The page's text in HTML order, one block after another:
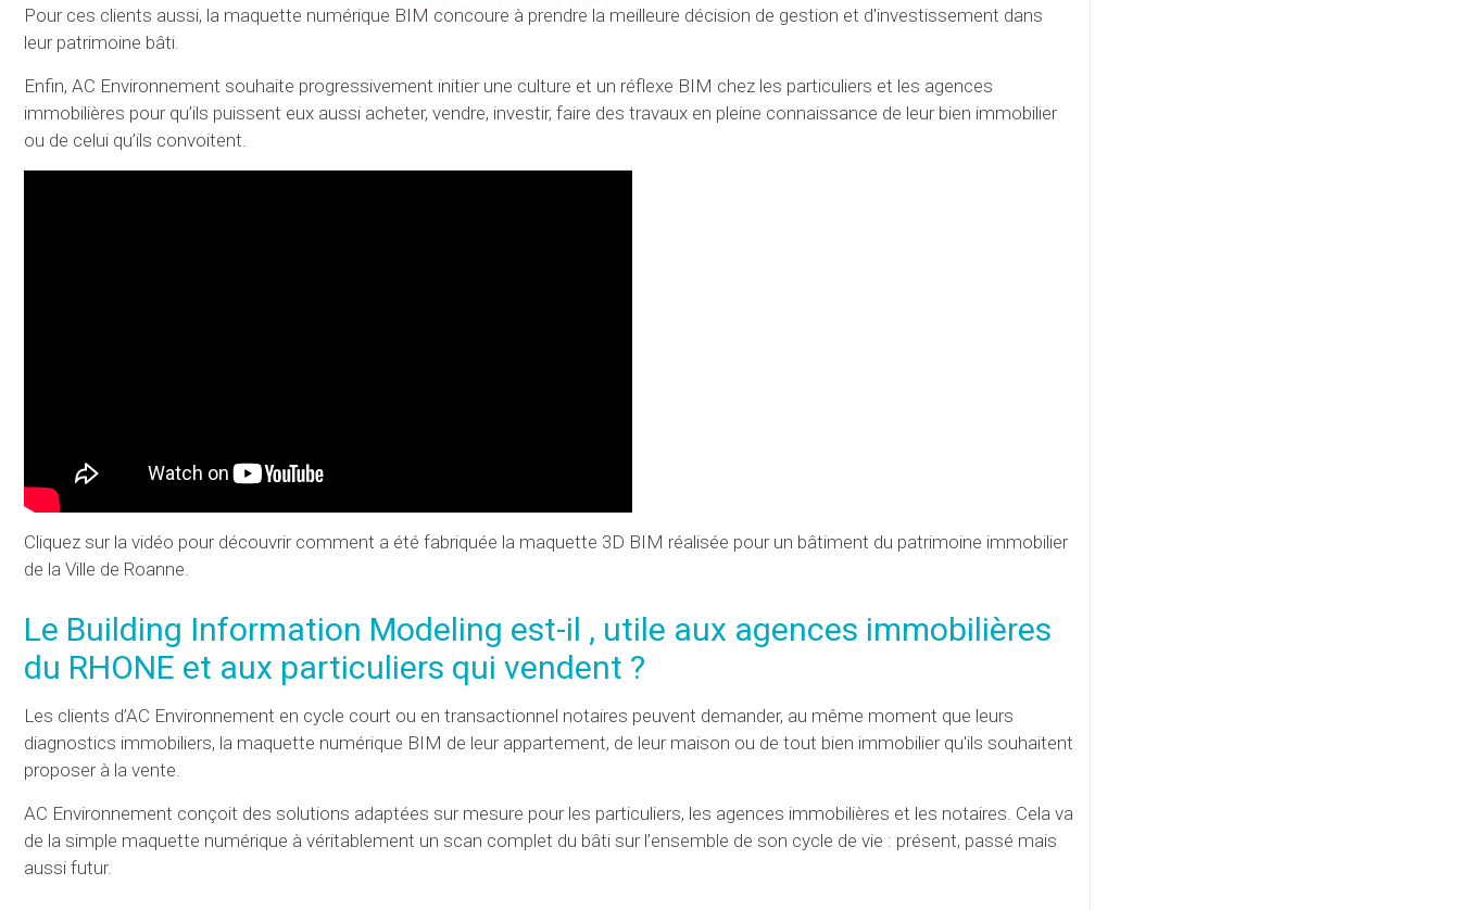
Pour ces clients aussi, la maquette numérique BIM concoure à prendre la meilleure décision de gestion et d'investissement dans
leur patrimoine bâti.
Enfin, AC Environnement souhaite progressivement initier une culture et un réflexe BIM chez les particuliers et les agences
immobilières pour qu’ils puissent eux aussi acheter, vendre, investir, faire des travaux en pleine connaissance de leur bien immobilier
ou de celui qu’ils convoitent.
Cliquez sur la vidéo pour découvrir comment a été fabriquée la maquette 3D BIM réalisée pour un bâtiment du patrimoine immobilier
de la Ville de Roanne.
Le Building Information Modeling est-il , utile aux agences immobilières
du RHONE et aux particuliers qui vendent ?
Les clients d’AC Environnement en cycle court ou en transactionnel notaires peuvent demander, au même moment que leurs
diagnostics immobiliers, la maquette numérique BIM de leur appartement, de leur maison ou de tout bien immobilier qu'ils souhaitent
proposer à la vente.
AC Environnement conçoit des solutions adaptées sur mesure pour les particuliers, les agences immobilières et les notaires. Cela va
de la simple maquette numérique à véritablement un scan complet du bâti sur l’ensemble de son cycle de vie : présent, passé mais
aussi futur.